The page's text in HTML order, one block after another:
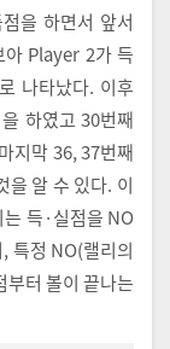
을 하면서 앞서
아 Player 2가 득
나타났다. 이후
하였고 30번째
지막 36, 37번째
알 수 있다. 이
득·실점을 NO
특정 NO(랠리의
부터 볼이 끝나는